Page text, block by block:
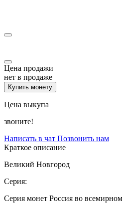
Цена продажи
нет в продаже
Купить монету
Цена выкупа
звоните!
Написать в чат Позвонить нам
Краткое описание
Великий Новгород
Серия:
Серия монет Россия во